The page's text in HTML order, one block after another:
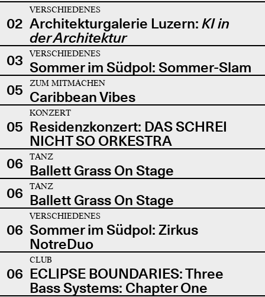
02
VERSCHIEDENES
Architekturgalerie Luzern: KI in
der Architektur
03
VERSCHIEDENES
Sommer im Südpol: Sommer-Slam
05
ZUM MITMACHEN
Caribbean Vibes
05
KONZERT
Residenzkonzert: DAS SCHREI
NICHT SO ORKESTRA
06
TANZ
Ballett Grass On Stage
06
TANZ
Ballett Grass On Stage
06
VERSCHIEDENES
Sommer im Südpol: Zirkus
NotreDuo
06
CLUB
ECLIPSE BOUNDARIES: Three
Bass Systems: Chapter One